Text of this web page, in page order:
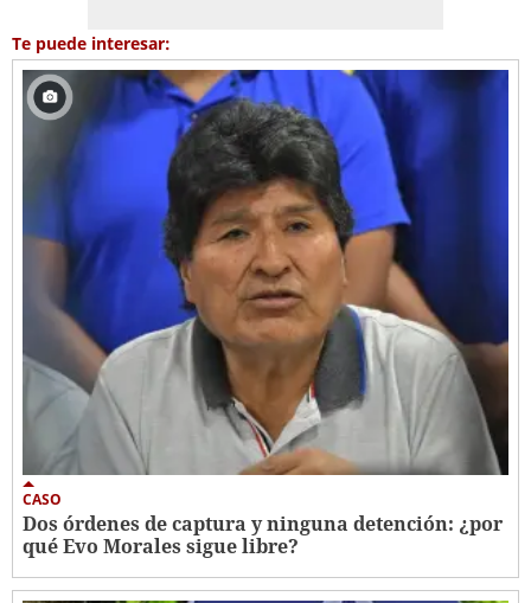
Te puede interesar:
CASO
Dos órdenes de captura y ninguna detención: ¿por
qué Evo Morales sigue libre?